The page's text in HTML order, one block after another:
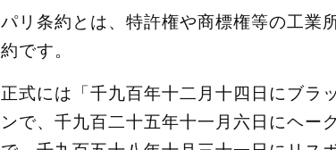
パリ条約とは、特許権や商標権等の工業
約です。
正式には「千九百年十二月十四日にブラ
ンで、千九百二十五年十一月六日にヘー